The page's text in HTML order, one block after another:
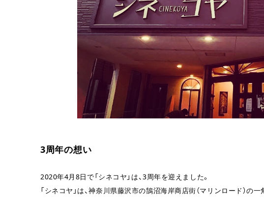
3周年の想い
2020年4月8日で「シネコヤ」は、3周年を迎えました。
「シネコヤ」は、神奈川県藤沢市の鵠沼海岸商店街（マリンロード）の一